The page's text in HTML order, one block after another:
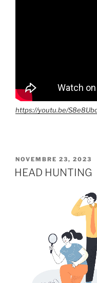
https://youtu.be/
NOVEMBRE 23, 2023
HEAD HUNTING